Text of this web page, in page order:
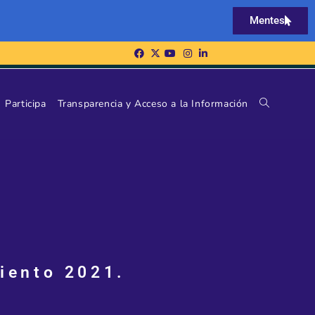
Mentes
Participa Transparencia y Acceso a la Información
2021.